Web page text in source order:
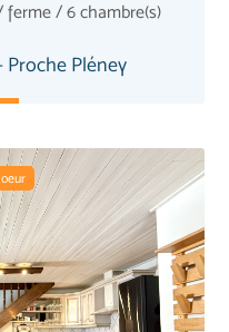
/ 6 chambre(s)
Proche Pléney